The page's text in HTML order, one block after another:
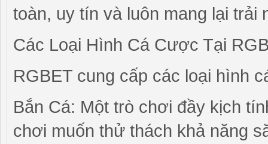
toàn, uy tín và luôn mang lại
Các Loại Hình Cá Cược Tại
RGBET cung cấp các loại hình
Bắn Cá: Một trò chơi đầy kịch
chơi muốn thử thách khả năng